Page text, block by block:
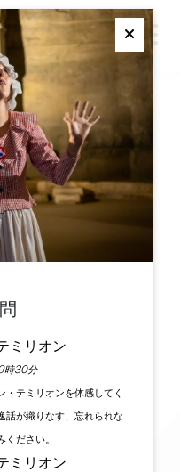
です
読する
オン観光局
リオン
せ
ミリオン
時30分
テミリオンを体感してく
話が織りなす、忘れられな
ください。
ミリオン